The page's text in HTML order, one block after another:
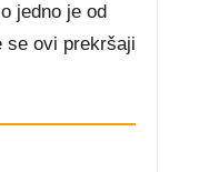
jedno je od
se ovi prekršaji